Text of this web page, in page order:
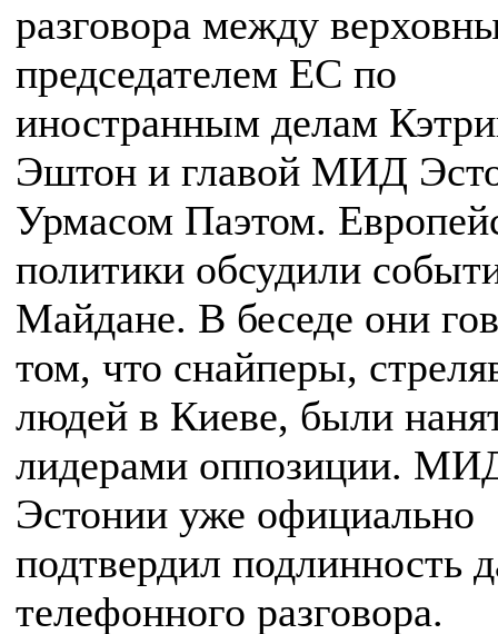
разговора между
председателем ЕС по
иностранным делам
Эштон и главой МИД
Урмасом Паэтом.
политики обсудили
Майдане. В беседе они
том, что снайперы,
людей в Киеве, были
лидерами оппозиции.
Эстонии уже официально
подтвердил подлинность
телефонного разговора.